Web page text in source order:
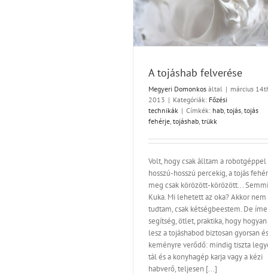
A tojáshab felverése
Megyeri Domonkos által | március
2013 | Kategóriák: Főzési
technikák | Címkék: hab, tojás, tojás
fehérje, tojáshab, trükk
Volt, hogy csak álltam a robotgéppel
hosszú-hosszú percekig, a tojás
meg csak körözött-körözött...
Kuka. Mi lehetett az oka? Akkor nem
tudtam, csak kétségbeestem. De
segítség, ötlet, praktika, hogy hogyan
lesz a tojáshabod biztosan gyorsan és
keményre verődő: mindig tiszta
tál és a konyhagép karja vagy a kézi
habverő, teljesen [...]